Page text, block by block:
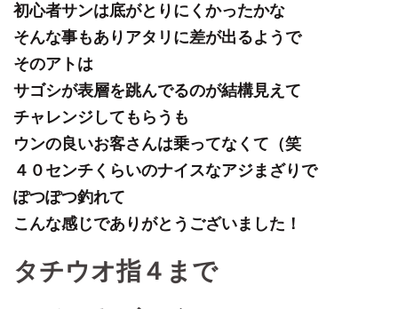
初心者サンは底がとりにくかったかな
そんな事もありアタリに差が出るようで
そのアトは
サゴシが表層を跳んでるのが結構見えて
チャレンジしてもらうも
ウンの良いお客さんは乗ってなくて（笑
４０センチくらいのナイスなアジまざりで
ぽつぽつ釣れて
こんな感じでありがとうございました！
タチウオ指４まで